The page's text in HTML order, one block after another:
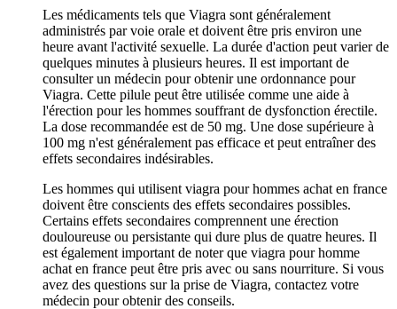
Les médicaments tels que Viagra sont généralement
administrés par voie orale et doivent être pris environ une
heure avant l'activité sexuelle. La durée d'action peut varier de
quelques minutes à plusieurs heures. Il est important de
consulter un médecin pour obtenir une ordonnance pour
Viagra. Cette pilule peut être utilisée comme une aide à
l'érection pour les hommes souffrant de dysfonction érectile.
La dose recommandée est de 50 mg. Une dose supérieure à
100 mg n'est généralement pas efficace et peut entraîner des
effets secondaires indésirables.
Les hommes qui utilisent viagra pour hommes achat en france
doivent être conscients des effets secondaires possibles.
Certains effets secondaires comprennent une érection
douloureuse ou persistante qui dure plus de quatre heures. Il
est également important de noter que viagra pour homme
achat en france peut être pris avec ou sans nourriture. Si vous
avez des questions sur la prise de Viagra, contactez votre
médecin pour obtenir des conseils.